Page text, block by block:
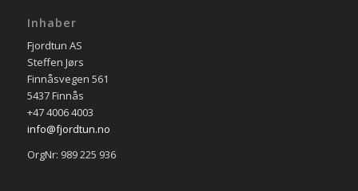
Inhaber
Fjordtun AS
Steffen Jørs
Finnåsvegen 561
5437 Finnås
+47 4006 4003
info@fjordtun.no
OrgNr: 989 225 936